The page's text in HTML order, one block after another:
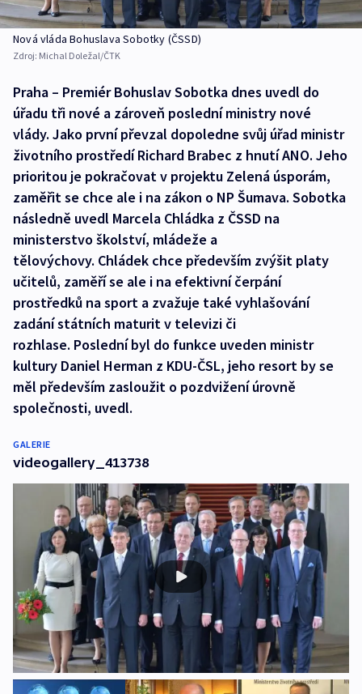
Nová vláda Bohuslava Sobotky (ČSSD)
Zdroj: Michal Doležal/ČTK
Praha – Premiér Bohuslav Sobotka dnes uvedl do
úřadu tři nové a zároveň poslední ministry nové
vlády. Jako první převzal dopoledne svůj úřad ministr
životního prostředí Richard Brabec z hnutí ANO. Jeho
prioritou je pokračovat v projektu Zelená úsporám,
zaměřit se chce ale i na zákon o NP Šumava. Sobotka
následně uvedl Marcela Chládka z ČSSD na
ministerstvo školství, mládeže a
tělovýchovy. Chládek chce především zvýšit platy
učitelů, zaměří se ale i na efektivní čerpání
prostředků na sport a zvažuje také vyhlašování
zadání státních maturit v televizi či
rozhlase. Poslední byl do funkce uveden ministr
kultury Daniel Herman z KDU-ČSL, jeho resort by se
měl především zasloužit o pozdvižení úrovně
společnosti, uvedl.
GALERIE
videogallery_413738